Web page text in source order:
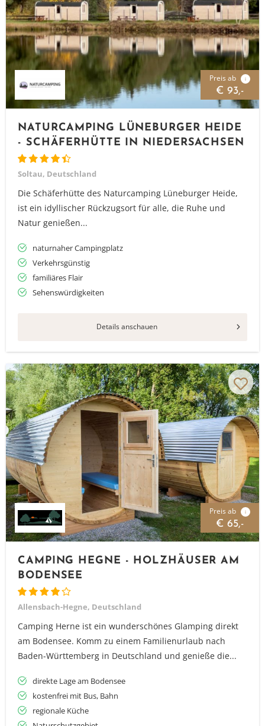
Preis ab i
€ 93,-
NATURCAMPING LÜNEBURGER HEIDE
- SCHÄFERHÜTTE IN NIEDERSACHSEN
Soltau, Deutschland
Die Schäferhütte des Naturcamping Lüneburger Heide,
ist ein idyllischer Rückzugsort für alle, die Ruhe und
Natur genießen...
naturnaher Campingplatz
Verkehrsgünstig
familiäres Flair
Sehenswürdigkeiten
Details anschauen
Preis ab i
€ 65,-
CAMPING HEGNE - HOLZHÄUSER AM
BODENSEE
Allensbach-Hegne, Deutschland
Camping Herne ist ein wunderschönes Glamping direkt
am Bodensee. Komm zu einem Familienurlaub nach
Baden-Württemberg in Deutschland und genieße die...
direkte Lage am Bodensee
kostenfrei mit Bus, Bahn
regionale Küche